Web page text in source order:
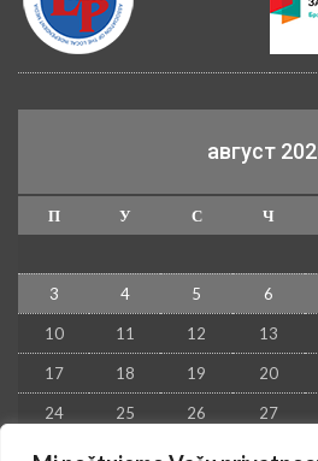
август
П У С Ч
3 4 5 6
10 11 12 13
17 18 19 20
24 25 26 27
31